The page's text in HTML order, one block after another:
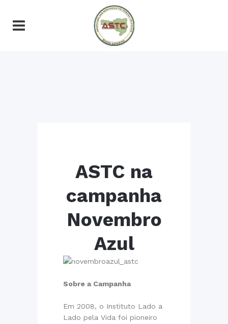
ASTC na
campanha
Novembro
Azul
Sobre a Campanha
Em 2008, o Instituto Lado a
Lado pela Vida foi pioneiro